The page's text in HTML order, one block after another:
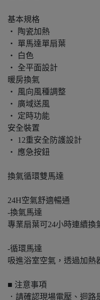
基本規格
‧ 陶瓷加熱
‧ 單馬達單扇葉
‧ 白色
‧ 全平面設計
暖房換氣
‧ 風向風種調整
‧ 廣域送風
‧ 定時功能
安全裝置
‧ 12重安全防護設計
‧ 應急按鈕
換氣循環雙馬達
24H空氣舒適暢通
-換氣馬達
專業扇葉可24小時連續換
-循環馬達
吸進浴室空氣，透過加熱
■ 注意事項
．請確認現場電壓、迴路